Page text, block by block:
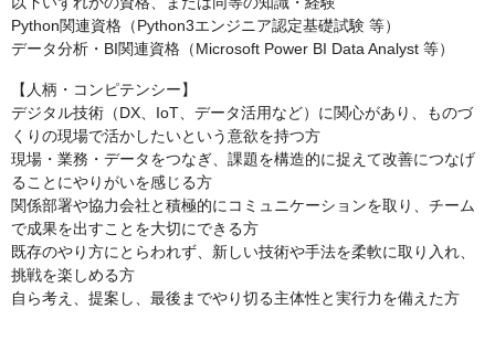
Python関連資格（Python3エンジニア認定基礎試験 等）
データ分析・BI関連資格（Microsoft Power BI Data Analyst 等）
【人柄・コンピテンシー】
デジタル技術（DX、IoT、データ活用など）に関心があり、ものづ
くりの現場で活かしたいという意欲を持つ方
現場・業務・データをつなぎ、課題を構造的に捉えて改善につなげ
ることにやりがいを感じる方
関係部署や協力会社と積極的にコミュニケーションを取り、チーム
で成果を出すことを大切にできる方
既存のやり方にとらわれず、新しい技術や手法を柔軟に取り入れ、
挑戦を楽しめる方
自ら考え、提案し、最後までやり切る主体性と実行力を備えた方